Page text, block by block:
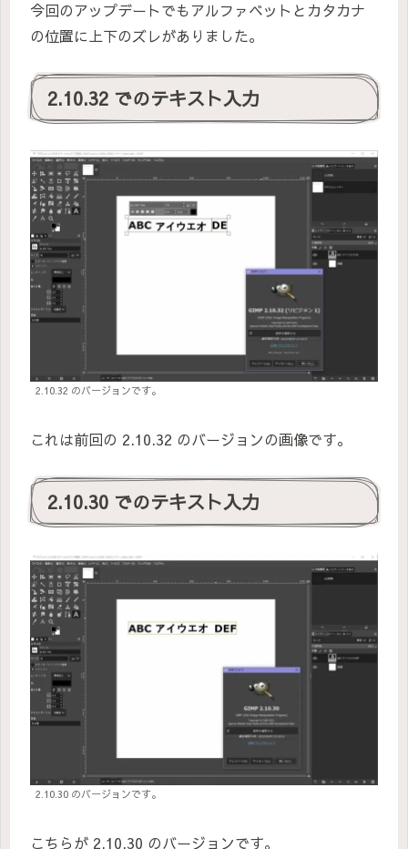
今回のアップデートでもアルファベットとカタカナ
の位置に上下のズレがありました。
2.10.32 でのテキスト入力
2.10.32 のバージョンです。
これは前回の 2.10.32 のバージョンの画像です。
2.10.30 でのテキスト入力
2.10.30 のバージョンです。
こちらが 2.10.30 のバージョンです。